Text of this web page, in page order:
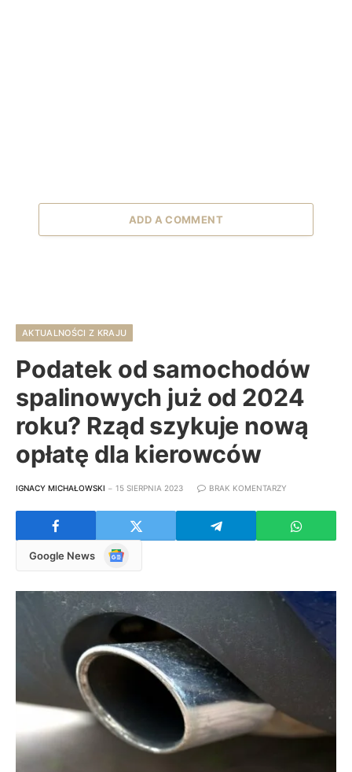
ADD A COMMENT
AKTUALNOŚCI Z KRAJU
Podatek od samochodów
spalinowych już od 2024
roku? Rząd szykuje nową
opłatę dla kierowców
IGNACY MICHAŁOWSKI 15 SIERPNIA 2023 BRAK KOMENTARZY
Google News
Google